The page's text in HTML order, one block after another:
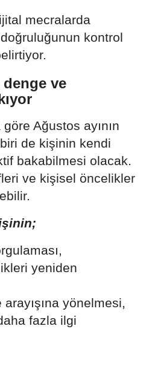
mecralarda
kontrol
ve
Ağustos ayının
de kişinin kendi
bakabilmesi olacak.
ve kişisel öncelikler
yeniden
yönelmesi,
fazla ilgi